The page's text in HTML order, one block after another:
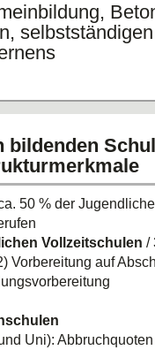
bildenden
50 % der
Vollzeitschulen /
Vorbereitung auf
Uni):